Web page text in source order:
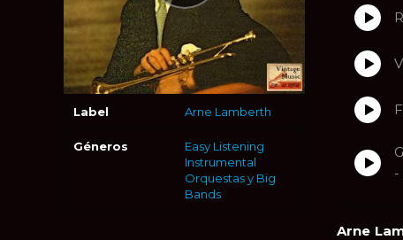
Label Arne Lamberth
Géneros
Easy Listening
Instrumental
Orquestas y Big
Bands
-
Arne